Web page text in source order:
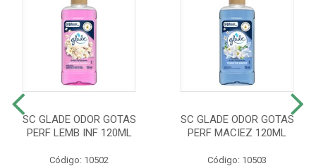
SC GLADE ODOR GOTAS
PERF LEMB INF 120ML
Código: 10502
SC GLADE ODOR GOTAS
PERF MACIEZ 120ML
Código: 10503